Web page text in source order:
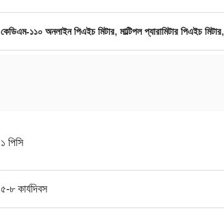
কেডিএম-১১০ অনলাইন পিএইচ মিটার, মাল্টিপল প্যারামিটার পিএইচ মিটার,
১ পিসি
৫-৮ কার্যদিবস